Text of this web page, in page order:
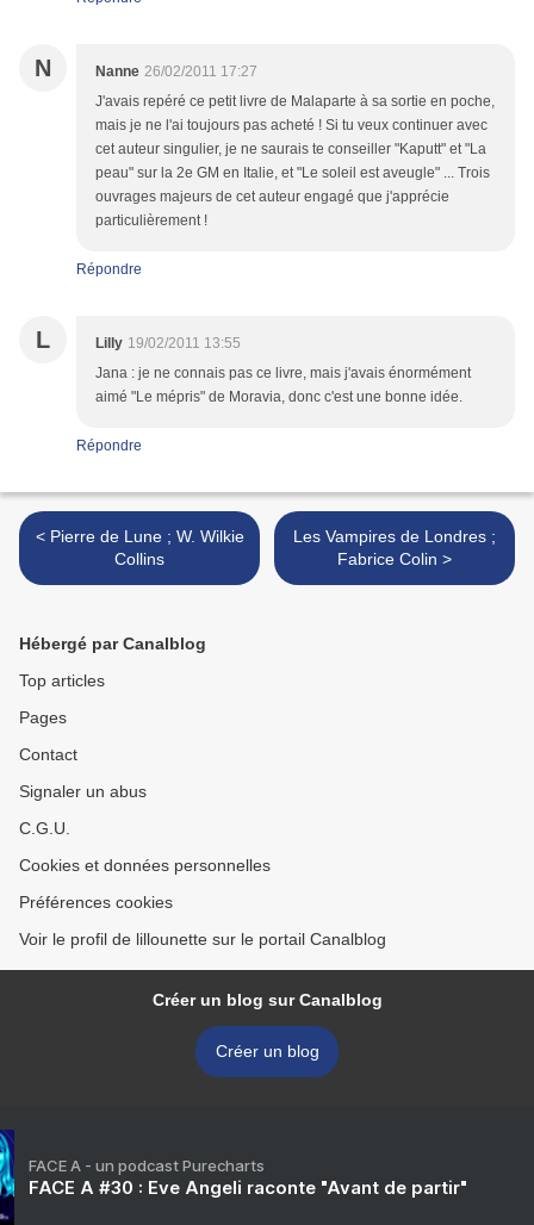
N Nanne 26/02/2011 17:27
J'avais repéré ce petit livre de Malaparte à sa sortie en poche,
mais je ne l'ai toujours pas acheté ! Si tu veux continuer avec
cet auteur singulier, je ne saurais te conseiller "Kaputt" et "La
peau" sur la 2e GM en Italie, et "Le soleil est aveugle" ... Trois
ouvrages majeurs de cet auteur engagé que j'apprécie
particulièrement !
Répondre
L Lilly 19/02/2011 13:55
Jana : je ne connais pas ce livre, mais j'avais énormément
aimé "Le mépris" de Moravia, donc c'est une bonne idée.
Répondre
< Pierre de Lune ; W. Wilkie
Collins
Les Vampires de Londres ;
Fabrice Colin >
Hébergé par Canalblog
Top articles
Pages
Contact
Signaler un abus
C.G.U.
Cookies et données personnelles
Préférences cookies
Voir le profil de lillounette sur le portail Canalblog
Créer un blog sur Canalblog
Créer un blog
FACE A - un podcast Purecharts
FACE A #30 : Eve Angeli raconte "Avant de partir"